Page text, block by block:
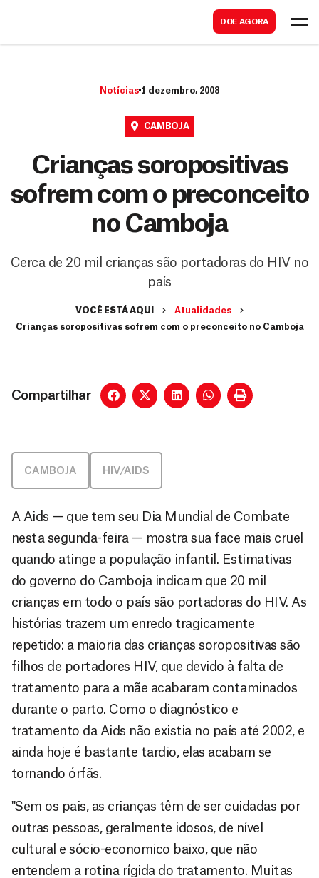
DOE AGORA
Notícias 1 dezembro, 2008
CAMBOJA
Crianças soropositivas
sofrem com o preconceito
no Camboja
Cerca de 20 mil crianças são portadoras do HIV no
país
VOCÊ ESTÁ AQUI
Atualidades
Crianças soropositivas sofrem com o preconceito no Camboja
Compartilhar
CAMBOJA HIV/AIDS
A Aids — que tem seu Dia Mundial de Combate
nesta segunda-feira — mostra sua face mais cruel
quando atinge a população infantil. Estimativas
do governo do Camboja indicam que 20 mil
crianças em todo o país são portadoras do HIV. As
histórias trazem um enredo tragicamente
repetido: a maioria das crianças soropositivas são
filhos de portadores HIV, que devido à falta de
tratamento para a mãe acabaram contaminados
durante o parto. Como o diagnóstico e
tratamento da Aids não existia no país até 2002, e
ainda hoje é bastante tardio, elas acabam se
tornando órfãs.
"Sem os pais, as crianças têm de ser cuidadas por
outras pessoas, geralmente idosos, de nível
cultural e sócio-economico baixo, que não
entendem a rotina rígida do tratamento. Muitas
a
r